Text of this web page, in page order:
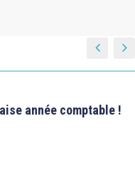
année comptable !